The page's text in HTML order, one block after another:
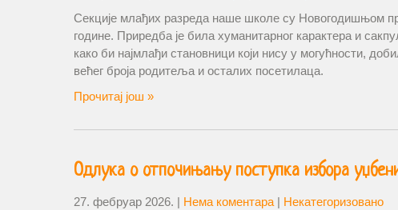
Секције млађих разреда наше школе су Новогодишњом
године. Приредба је била хуманитарног карактера и
како би најмлађи становници који нису у могућности,
већег броја родитеља и осталих посетилаца.
Прочитај још »
Одлука о отпочињању поступка избора
27. фебруар 2026. | Нема коментара | Некатегоризовано